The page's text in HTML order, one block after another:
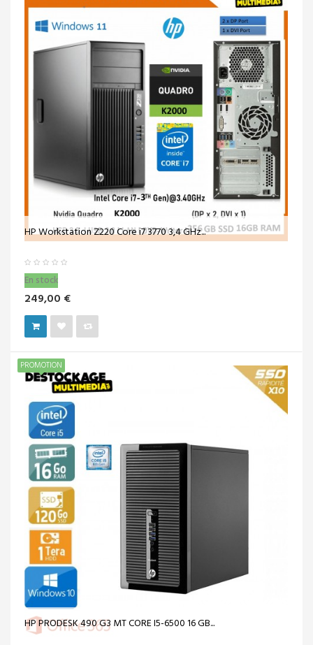
HP Workstation Z220 Core i7 3770 3,4 GHz...
En stock
249,00 €
PROMOTION
HP PRODESK 490 G3 MT CORE I5-6500 16 GB...